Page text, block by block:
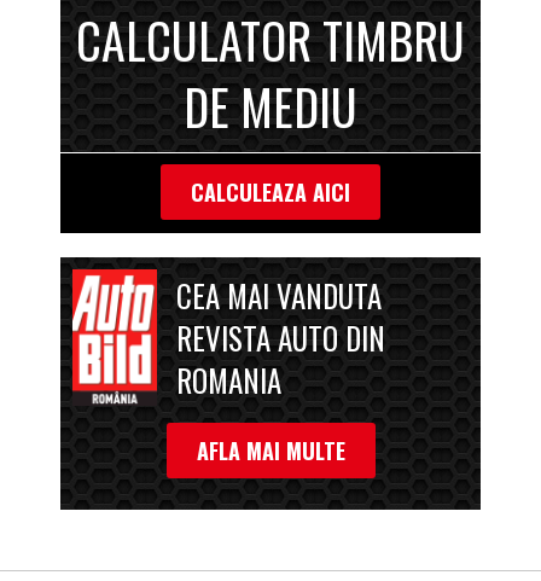
CALCULATOR TIMBRU
DE MEDIU
CALCULEAZA AICI
CEA MAI VANDUTA
REVISTA AUTO DIN
ROMANIA
AFLA MAI MULTE